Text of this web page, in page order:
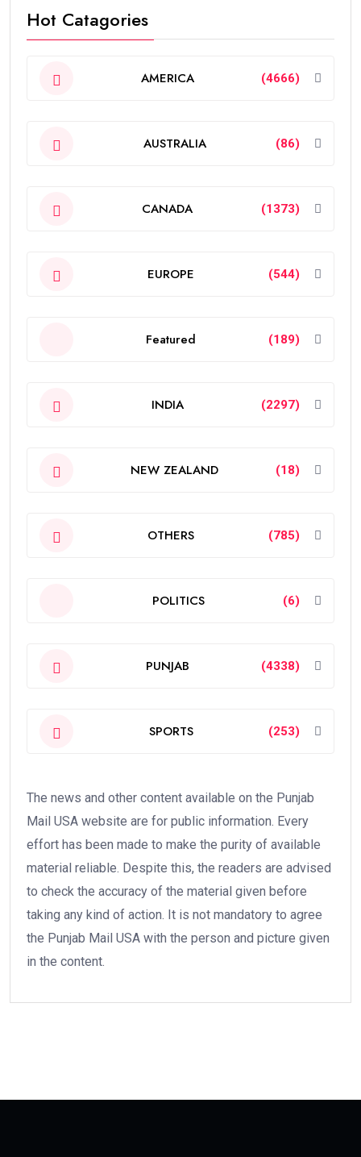
Hot Catagories
AMERICA (4666)
AUSTRALIA (86)
CANADA (1373)
EUROPE (544)
Featured (189)
INDIA (2297)
NEW ZEALAND (18)
OTHERS (785)
POLITICS (6)
PUNJAB (4338)
SPORTS (253)
The news and other content available on the Punjab
Mail USA website are for public information. Every
effort has been made to make the purity of available
material reliable. Despite this, the readers are advised
to check the accuracy of the material given before
taking any kind of action. It is not mandatory to agree
the Punjab Mail USA with the person and picture given
in the content.